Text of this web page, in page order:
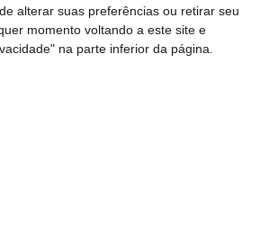
alterar suas preferências ou retirar seu
momento voltando a este site e
na parte inferior da página.
1977 para impor tarifas à
ao Canadá e ao México,